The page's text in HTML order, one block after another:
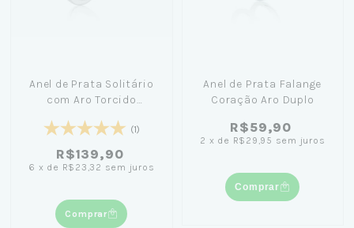
Anel de Prata Solitário
com Aro Torcido
(1)
R$139,90
6 x de R$23,32 sem juros
Comprar
Anel de Prata Falange
Coração Aro Duplo
R$59,90
2 x de R$29,95 sem juros
Comprar